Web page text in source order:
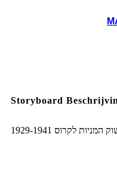
Storyboard
לקרוס 1929-1941